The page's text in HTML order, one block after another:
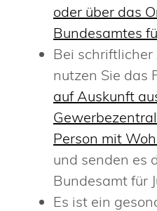
oder über das
Bundesamtes
Bei
nutzen Sie das
auf Auskunft
Person mit
und senden es
Bundesamt für
Es ist ein